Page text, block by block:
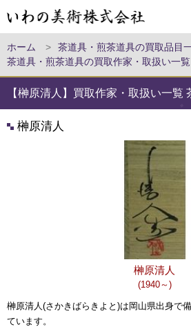
ホーム > 茶道具・煎茶道具の買取品目
茶道具・煎茶道具の買取作家・取扱い一
【榊原清人】買取作家・取扱い一覧
榊原清人
榊原清人
(1940～)
榊原清人(さかきばらきよと)は岡山県出身で
ています。